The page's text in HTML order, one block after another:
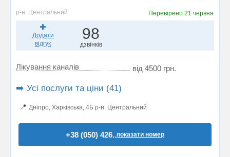
р-н. Центральний Перевірено21 червня
Додати
відгук
98
дзвінків
Лікування каналів від 4500 грн.
➡️ Усі послуги та ціни (41)
📍 Дніпро, Харківська, 4Б р-н. Центральний
+38 (050) 426..показати номер